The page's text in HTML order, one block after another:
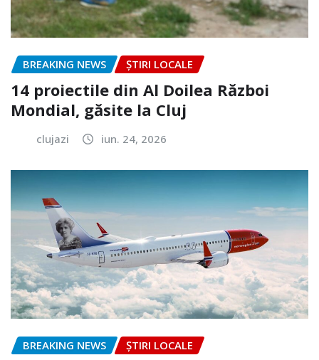
BREAKING NEWS ȘTIRI LOCALE
14 proiectile din Al Doilea Război
Mondial, găsite la Cluj
clujazi iun. 24, 2026
BREAKING NEWS ȘTIRI LOCALE